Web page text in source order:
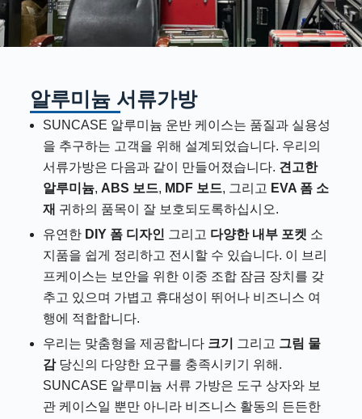
알루미늄 서류가방
SUNCASE 알루미늄 운반 케이스는 품질과 실용성
을 추구하는 고객을 위해 설계되었습니다. 우리의
서류가방은 다음과 같이 만들어졌습니다. 견고한
알루미늄, ABS 보드, MDF 보드, 그리고 EVA 폼 소
재 귀하의 품목이 잘 보호되도록하십시오.
유연한 DIY 폼 디자인 그리고 다양한 내부 포켓 소
지품을 쉽게 정리하고 전시할 수 있습니다. 이 브리
프케이스는 보안을 위한 이중 조합 잠금 장치를 갖
추고 있으며 가볍고 휴대성이 뛰어나 비즈니스 여
행에 적합합니다.
우리는 맞춤형을 제공합니다 크기 그리고 그림 물
감당신의 다양한 요구를 충족시키기 위해.
SUNCASE 알루미늄 서류 가방은 도구 상자와 보
관 케이스일 뿐만 아니라 비즈니스 활동의 든든한